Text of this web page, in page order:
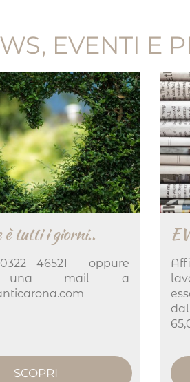
EVENTI E
è tutti i giorni..
46521 oppure
una mail a
SCOPRI